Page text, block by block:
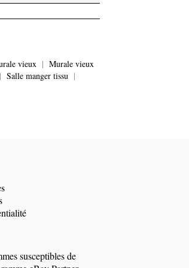
vieux | Murale vieux
| Salle manger tissu |
susceptibles de